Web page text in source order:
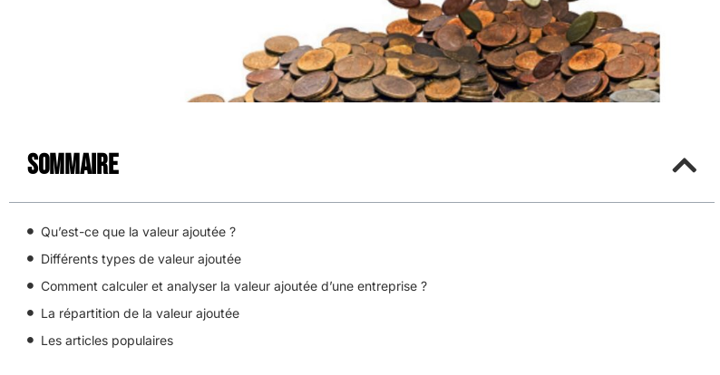
Sommaire
Qu’est-ce que la valeur ajoutée ?
Différents types de valeur ajoutée
Comment calculer et analyser la valeur ajoutée d’une entreprise ?
La répartition de la valeur ajoutée
Les articles populaires